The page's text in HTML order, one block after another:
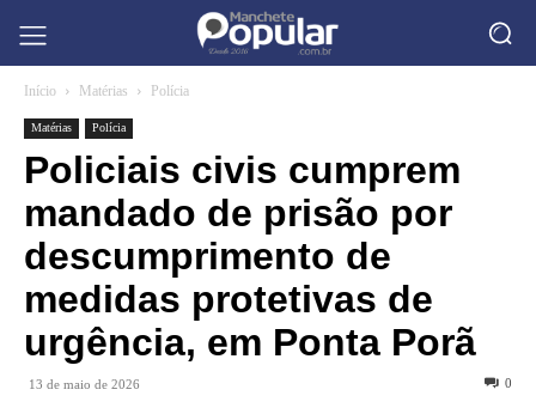
Início Matérias Polícia
Matérias Polícia
Policiais civis cumprem
mandado de prisão por
descumprimento de
medidas protetivas de
urgência, em Ponta Porã
13 de maio de 2026 0